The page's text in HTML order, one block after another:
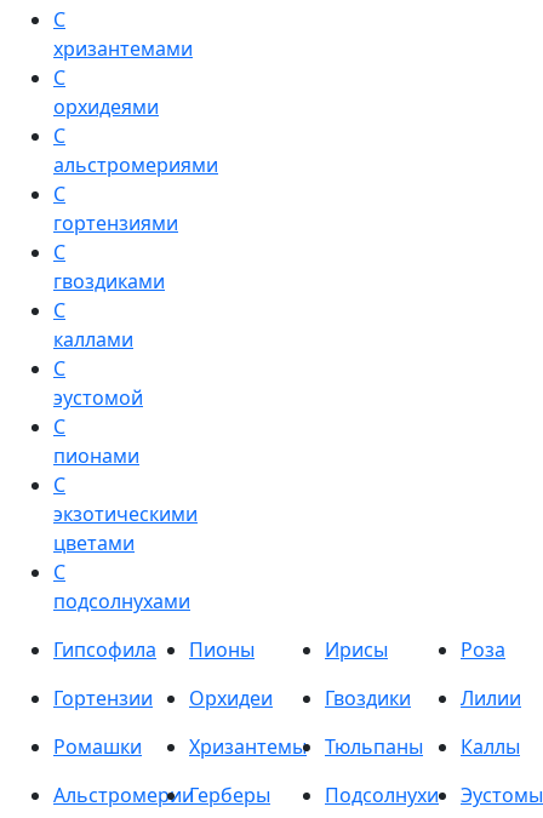
С
хризантемами
С
орхидеями
С
альстромериями
С
гортензиями
С
гвоздиками
С
каллами
С
эустомой
С
пионами
С
экзотическими
цветами
С
подсолнухами
Гипсофила
Пионы Ирисы
Роза
Гортензии
Орхидеи Гвоздики
Лилии
Ромашки
Хризантемы Тюльпаны
Каллы
АльстромерииГерберы Подсолнухи
Эустомы